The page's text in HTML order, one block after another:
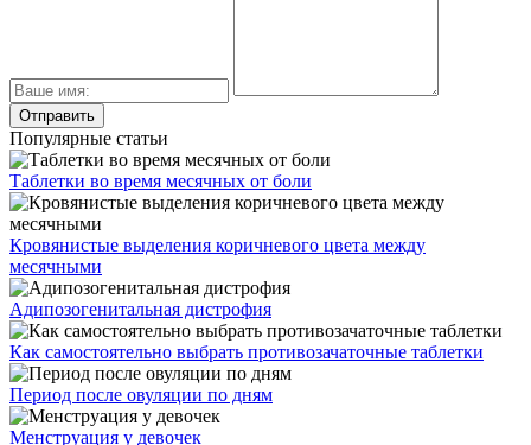
Популярные статьи
Таблетки во время месячных от боли
Кровянистые выделения коричневого цвета между
месячными
Адипозогенитальная дистрофия
Как самостоятельно выбрать противозачаточные таблетки
Период после овуляции по дням
Менструация у девочек